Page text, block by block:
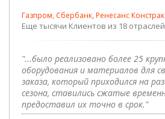
Газпром, Сбербанк, Ренесанс
Еще тысячи Клиентов из 18 отраслей
"...было реализовано более 25
оборудования и материалов для
заказа, который приходился на
сезона, ставились сжатые
предоставил их точно в срок."